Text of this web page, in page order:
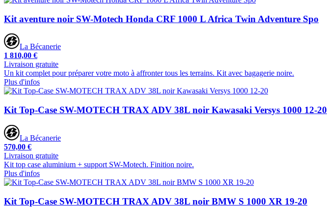
Kit aventure noir SW-Motech Honda CRF 1000 L Africa Twin Adventure Spo
La Bécanerie
1 810,00 €
Livraison gratuite
Un kit complet pour préparer votre moto à affronter tous les terrains. Kit avec bagagerie noire.
Plus d'infos
Kit Top-Case SW-MOTECH TRAX ADV 38L noir Kawasaki Versys 1000 12-20
La Bécanerie
570,00 €
Livraison gratuite
Kit top case aluminium + support SW-Motech. Finition noire.
Plus d'infos
Kit Top-Case SW-MOTECH TRAX ADV 38L noir BMW S 1000 XR 19-20